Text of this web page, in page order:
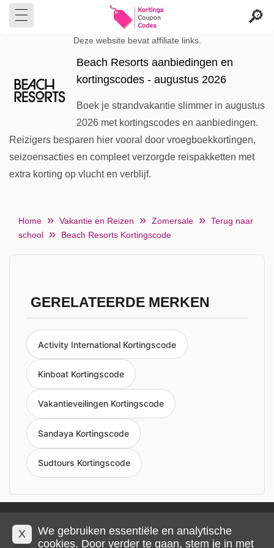
Deze website bevat affiliate links.
Beach Resorts aanbiedingen en
kortingscodes - augustus 2026
Boek je strandvakantie slimmer in augustus
2026 met kortingscodes en aanbiedingen.
Reizigers besparen hier vooral door vroegboekkortingen,
seizoensacties en compleet verzorgde reispakketten met
extra korting op vlucht en verblijf.
Home Vakantie en Reizen Zomersale
Terug naar
school
Beach Resorts Kortingscode
GERELATEERDE MERKEN
Activity International Kortingscode
Kinboat Kortingscode
Vakantieveilingen Kortingscode
Sandaya Kortingscode
Sudtours Kortingscode
Privacy en cookies Impressum Algemene voorwaarden
X
We gebruiken essentiële en analytische
cookies. Door verder te gaan, stem je in met